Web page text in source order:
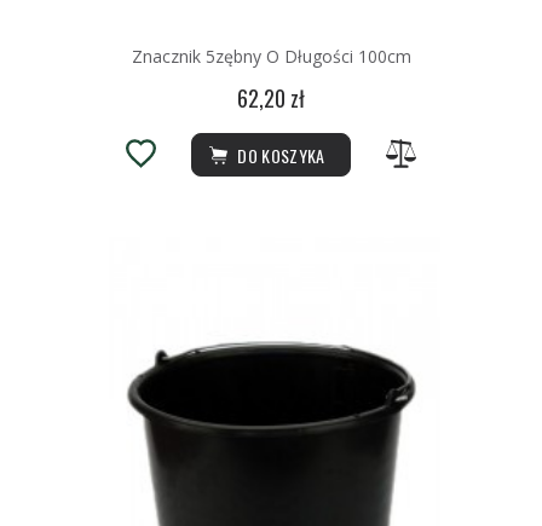
Znacznik 5zębny O Długości 100cm
62,20 zł
DO KOSZYKA